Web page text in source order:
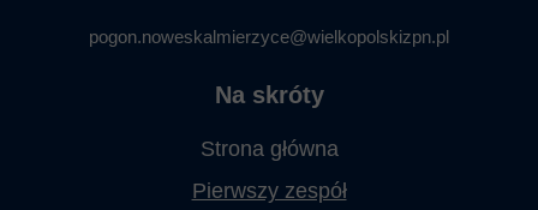
Na skróty
Strona główna
Pierwszy zespół
pogon.noweskalmierzyce@wielkopolskizpn.pl